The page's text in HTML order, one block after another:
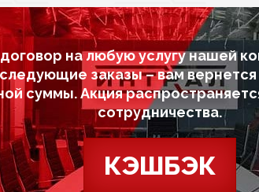
на любую услугу нашей
заказы – вам вернется
суммы. Акция
сотрудничества.
КЭШБЭК